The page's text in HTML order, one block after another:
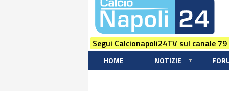
Segui Calcionapoli24TV sul canale
HOME NOTIZIE